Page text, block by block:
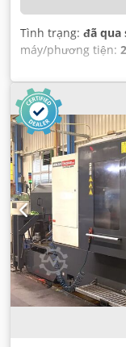
Tình trạng: đã qua
máy/phương tiện: